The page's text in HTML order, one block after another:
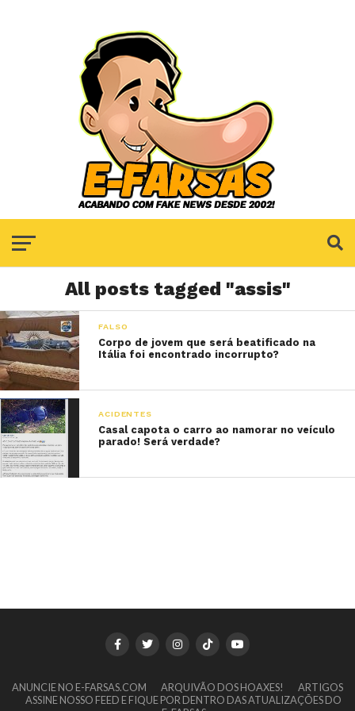
All posts tagged "assis"
FALSO
Corpo de jovem que será beatificado na
Itália foi encontrado incorrupto?
ACIDENTES
Casal capota o carro ao namorar no veículo
parado! Será verdade?
ANUNCIE NO E-FARSAS.COM ARQUIVÃO DOS HOAXES!
ARTIGOS
ASSINE NOSSO FEED E FIQUE POR DENTRO DAS ATUALIZAÇÕES DO